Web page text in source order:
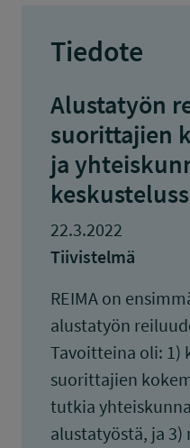
Tiedote
Alustatyön
suorittajien
ja
22.3.2022
Tiivistelmä
REIMA on
alustatyön
Tavoitteina oli: 1)
suorittajien
tutkia
alustatyöstä, ja